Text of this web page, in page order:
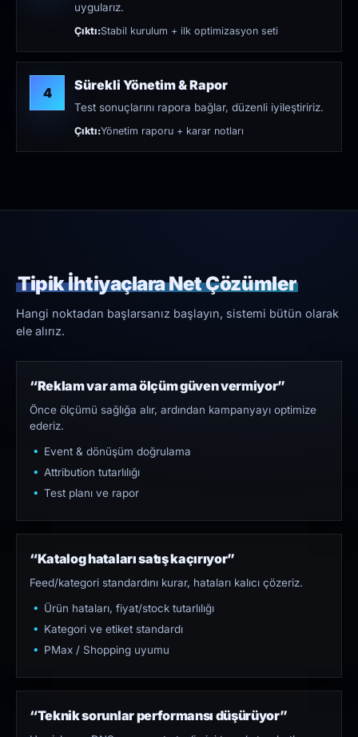
uygularız.
Çıktı:Stabil kurulum + ilk optimizasyon seti
4 Sürekli Yönetim & Rapor
Test sonuçlarını rapora bağlar, düzenli iyileştiririz.
Çıktı:Yönetim raporu + karar notları
Tipik İhtiyaçlara Net Çözümler
Hangi noktadan başlarsanız başlayın, sistemi bütün olarak
ele alırız.
“Reklam var ama ölçüm güven vermiyor”
Önce ölçümü sağlığa alır, ardından kampanyayı optimize
ederiz.
Event & dönüşüm doğrulama
Attribution tutarlılığı
Test planı ve rapor
“Katalog hataları satış kaçırıyor”
Feed/kategori standardını kurar, hataları kalıcı çözeriz.
Ürün hataları, fiyat/stock tutarlılığı
Kategori ve etiket standardı
PMax / Shopping uyumu
“Teknik sorunlar performansı düşürüyor”